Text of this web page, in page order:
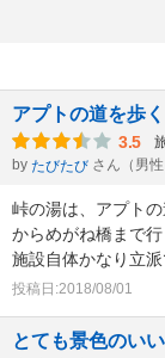
アプトの道を歩
3.5
by たびたび さん（男性
峠の湯は、アプト
からめがね橋まで
施設自体かなり立
投稿日:2018/08/01
とても景色のい